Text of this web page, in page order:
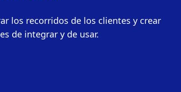
los recorridos de los clientes y crear
de integrar y de usar.